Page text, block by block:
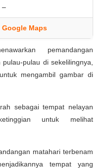
–
Google Maps
pemandangan
pulau di sekelilingnya,
mengambil gambar di
sebagai tempat nelayan
untuk melihat
matahari terbenam
tempat yang